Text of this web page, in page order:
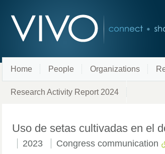
Home People Organizations
Research Activity Report 2024
Uso de setas cultivadas en el
2023
Congress communication